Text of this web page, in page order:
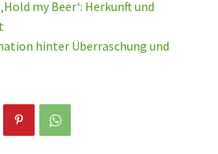
my Beer‘: Herkunft und
hinter Überraschung und